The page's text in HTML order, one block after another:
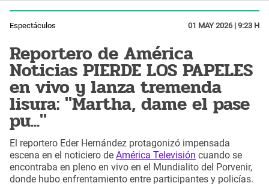
Espectáculos 01 MAY 2026 | 9:23 H
Reportero de América
Noticias PIERDE LOS PAPELES
en vivo y lanza tremenda
lisura: "Martha, dame el pase
pu..."
El reportero Eder Hernández protagonizó impensada
escena en el noticiero de América Televisión cuando se
encontraba en pleno en vivo en el Mundialito del Porvenir,
donde hubo enfrentamiento entre participantes y policías.